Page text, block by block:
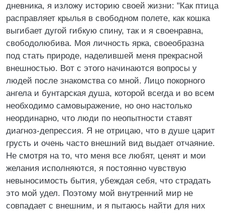
дневника, я изложу историю своей жизни: "Как птица
расправляет крылья в свободном полете, как кошка
выгибает дугой гибкую спину, так и я своенравна,
свободолюбива. Моя личность ярка, своеобразна
под стать природе, наделившей меня прекрасной
внешностью. Вот с этого начинаются вопросы у
людей после знакомства со мной. Лицо покорного
ангела и бунтарская душа, которой всегда и во всем
необходимо самовыражение, но оно настолько
неординарно, что люди по неопытности ставят
диагноз-депрессия. Я не отрицаю, что в душе царит
грусть и очень часто внешний вид выдает отчаяние.
Не смотря на то, что меня все любят, ценят и мои
желания исполняются, я постоянно чувствую
невыносимость бытия, убеждая себя, что страдать
это мой удел. Поэтому мой внутренний мир не
совпадает с внешним, и я пытаюсь найти для них